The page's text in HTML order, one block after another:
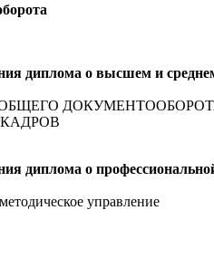
диплома о высшем и
ОБЩЕГО
КАДРОВ
диплома о
управление